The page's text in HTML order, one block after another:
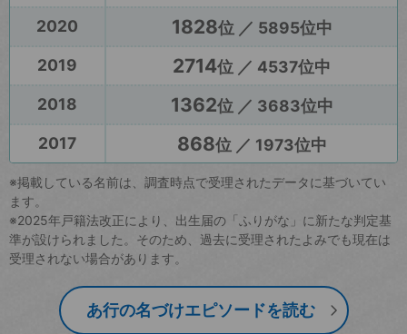
2020
1828位 ／ 5895位中
2019
2714位 ／ 4537位中
2018
1362位 ／ 3683位中
2017
868位 ／ 1973位中
※掲載している名前は、調査時点で受理されたデータに基づいてい
ます。
※2025年戸籍法改正により、出生届の「ふりがな」に新たな判定基
準が設けられました。そのため、過去に受理されたよみでも現在は
受理されない場合があります。
あ行の名づけエピソードを読む